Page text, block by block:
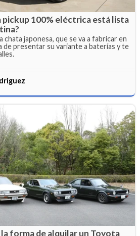
pickup 100% eléctrica está lista
chata japonesa, que se va a fabricar en
de presentar su variante a baterías y te
forma de alquilar un Toyota